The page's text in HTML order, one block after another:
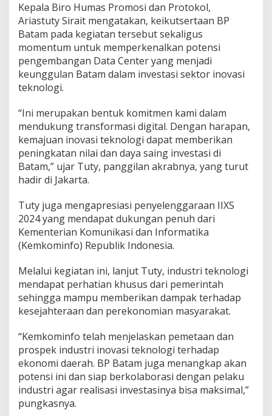
S
e
k
o
r
I
a
s
i
T
e
k
l
o
g
i
d
I
n
d
o
n
s
i
a
Kepala Biro Humas Promosi dan Protokol,
Ariastuty Sirait mengatakan, keikutsertaan BP
Batam pada kegiatan tersebut sekaligus
momentum untuk memperkenalkan potensi
pengembangan Data Center yang menjadi
keunggulan Batam dalam investasi sektor inovasi
teknologi.
“Ini merupakan bentuk komitmen kami dalam
mendukung transformasi digital. Dengan harapan,
kemajuan inovasi teknologi dapat memberikan
peningkatan nilai dan daya saing investasi di
Batam,” ujar Tuty, panggilan akrabnya, yang turut
hadir di Jakarta.
Tuty juga mengapresiasi penyelenggaraan IIXS
2024 yang mendapat dukungan penuh dari
Kementerian Komunikasi dan Informatika
(Kemkominfo) Republik Indonesia.
Melalui kegiatan ini, lanjut Tuty, industri teknologi
mendapat perhatian khusus dari pemerintah
sehingga mampu memberikan dampak terhadap
kesejahteraan dan perekonomian masyarakat.
“Kemkominfo telah menjelaskan pemetaan dan
prospek industri inovasi teknologi terhadap
ekonomi daerah. BP Batam juga menangkap akan
potensi ini dan siap berkolaborasi dengan pelaku
industri agar realisasi investasinya bisa maksimal,”
pungkasnya.